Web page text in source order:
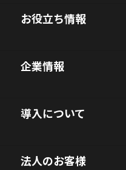
お役立ち情報
企業情報
導入について
法人のお客様